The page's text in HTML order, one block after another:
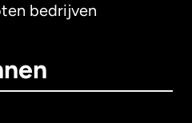
bedrijven